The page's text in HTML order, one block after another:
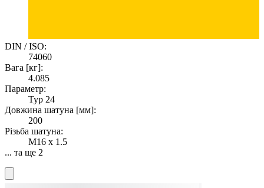
DIN / ISO:
74060
Вага [кг]:
4.085
Параметр:
Typ 24
Довжина шатуна [мм]:
200
Різьба шатуна:
M16 x 1.5
... та ще 2